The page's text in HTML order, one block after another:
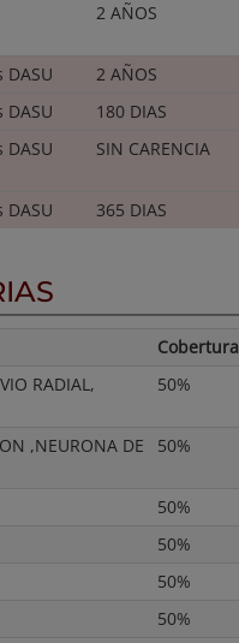
2 AÑOS
2 AÑOS
180 DIAS
SIN CARENCIA
365 DIAS
Cobertura
RADIAL,
50%
,NEURONA DE
50%
50%
50%
50%
50%